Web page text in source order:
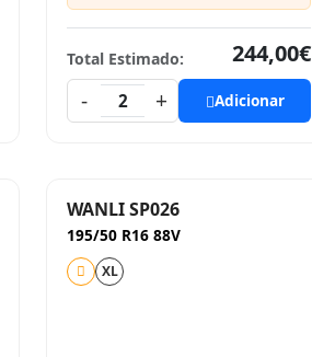
Total Estimado:
244,00€
-
2 + Adicionar
WANLI SP026
195/50 R16 88V
XL